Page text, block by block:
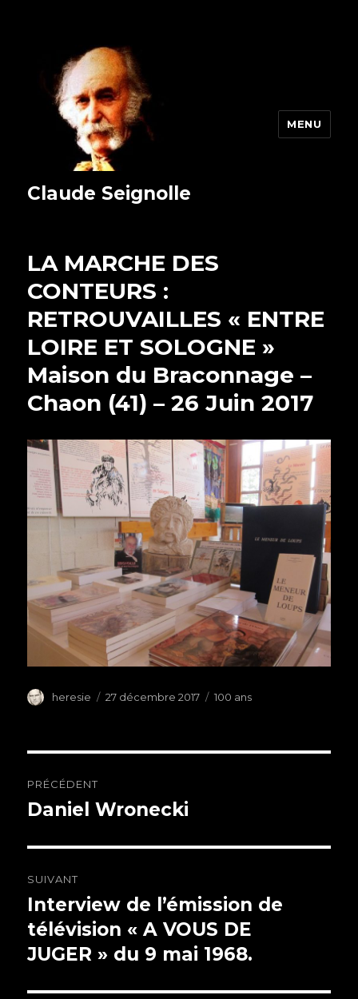
Claude Seignolle
MENU
LA MARCHE DES
CONTEURS :
RETROUVAILLES « ENTRE
LOIRE ET SOLOGNE »
Maison du Braconnage –
Chaon (41) – 26 Juin 2017
Auteur
heresie
Publié
27 décembre 2017 Étiquettes
100 ans
de
PRÉCÉDENT
Article
Daniel Wronecki
SUIVANT
Article
suivant :
Interview de l’émission de
télévision « A VOUS DE
JUGER » du 9 mai 1968.